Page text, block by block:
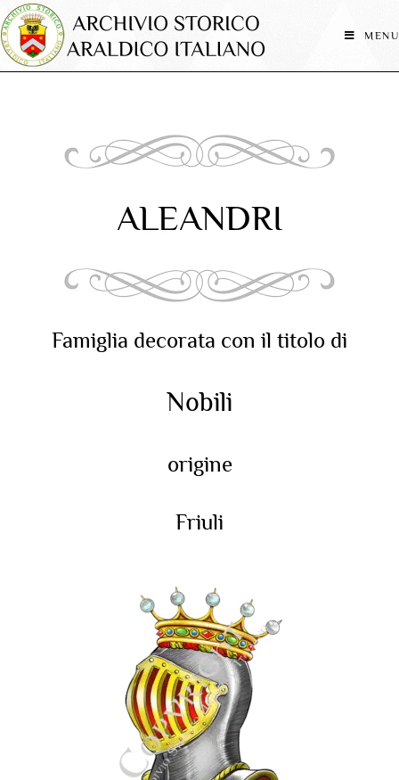
MENU
ALEANDRI
Famiglia decorata con il titolo di
Nobili
origine
Friuli